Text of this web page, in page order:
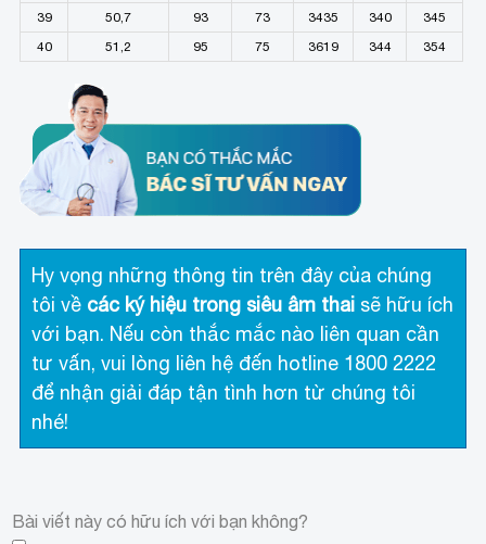
39
50,7 93 73 3435 340
345
40
51,2 95 75 3619 344 354
Hy vọng những thông tin trên đây của chúng
tôi về các ký hiệu trong siêu âm thai sẽ hữu ích
với bạn. Nếu còn thắc mắc nào liên quan cần
tư vấn, vui lòng liên hệ đến hotline 1800 2222
để nhận giải đáp tận tình hơn từ chúng tôi
nhé!
Bài viết này có hữu ích với bạn không?